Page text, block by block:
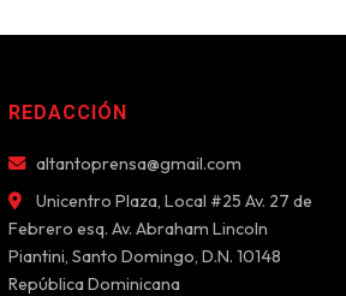
REDACCIÓN
altantoprensa@gmail.com
Unicentro Plaza, Local #25 Av. 27 de
Febrero esq. Av. Abraham Lincoln
Piantini, Santo Domingo, D.N. 10148
República Dominicana